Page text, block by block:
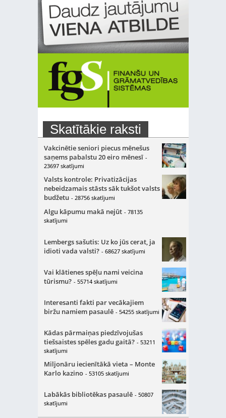
Skatītākie raksti
Vakcinētie seniori piecus mēnešus
saņems pabalstu 20 eiro mēnesī -
23697 skatījumi
Valsts kontrole: Privatizācijas
nebeidzamais stāsts sāk tukšot valsts
budžetu - 28756 skatījumi
Algu kāpumu makā nejūt - 78135
skatījumi
Lembergs sašutis: Uz ko jūs cerat, ja
idioti vada valsti? - 68627 skatījumi
Vai klātienes spēļu nami veicina
tūrismu? - 55714 skatījumi
Interesanti fakti par vecākajiem
biržu namiem pasaulē - 54255 skatījumi
Kādas pārmaiņas piedzīvojušas
tiešsaistes spēles gadu gaitā? - 53211
skatījumi
Miljonāru iecienītākā vieta – Monte
Karlo kazino - 53105 skatījumi
Labākās bibliotēkas pasaulē - 50807
skatījumi